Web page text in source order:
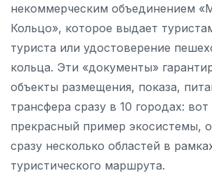
некоммерческим объединением
Кольцо», которое выдает
туриста или удостоверение
кольца. Эти «документы»
объекты размещения, показа,
трансфера сразу в 10 городах:
прекрасный пример экосистемы,
сразу несколько областей в
туристического маршрута.